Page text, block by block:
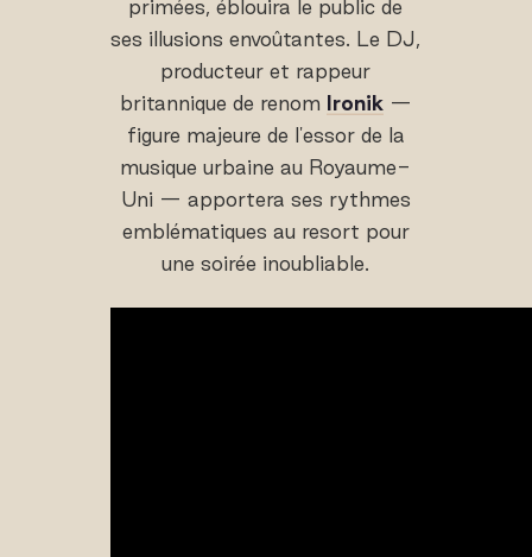
primées, éblouira le public de
ses illusions envoûtantes. Le DJ,
producteur et rappeur
britannique de renom Ironik—
figure majeure de l'essor de la
musique urbaine au Royaume-
Uni — apportera ses rythmes
emblématiques au resort pour
une soirée inoubliable.